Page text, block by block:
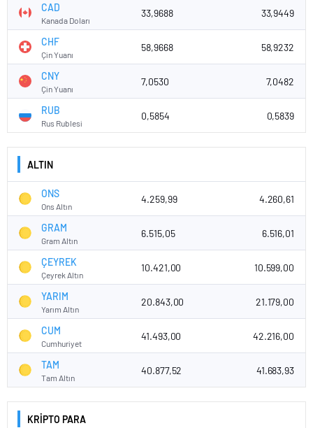
CAD
Kanada Doları
33,9688 33,9449
CHF
Çin Yuanı
58,9668 58,9232
CNY
Çin Yuanı
7,0530 7,0482
RUB
Rus Rublesi
0,5854 0,5839
ALTIN
ONS
Ons Altın
4.259,99 4.260,61
GRAM
Gram Altın
6.515,05 6.516,01
ÇEYREK
Çeyrek Altın
10.421,00 10.599,00
YARIM
Yarım Altın
20.843,00 21.179,00
CUM
Cumhuriyet
41.493,00 42.216,00
TAM
Tam Altın
40.877,52 41.683,93
KRİPTO PARA